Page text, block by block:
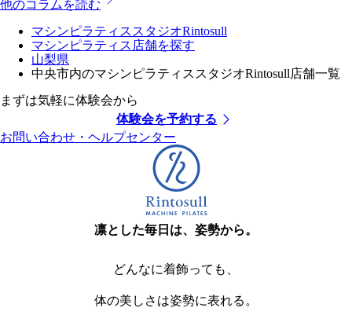
他のコラムを読む
マシンピラティススタジオRintosull
マシンピラティス店舗を探す
山梨県
中央市内のマシンピラティススタジオRintosull店舗一覧
まずは気軽に体験会から
体験会を予約する
お問い合わせ・ヘルプセンター
凛とした毎日は、姿勢から。
どんなに着飾っても、
体の美しさは姿勢に表れる。